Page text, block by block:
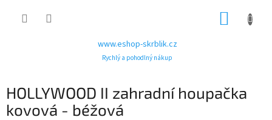
www.eshop-skrblik.cz
Rychlý a pohodlný nákup
HOLLYWOOD II zahradní houpačka
kovová - béžová